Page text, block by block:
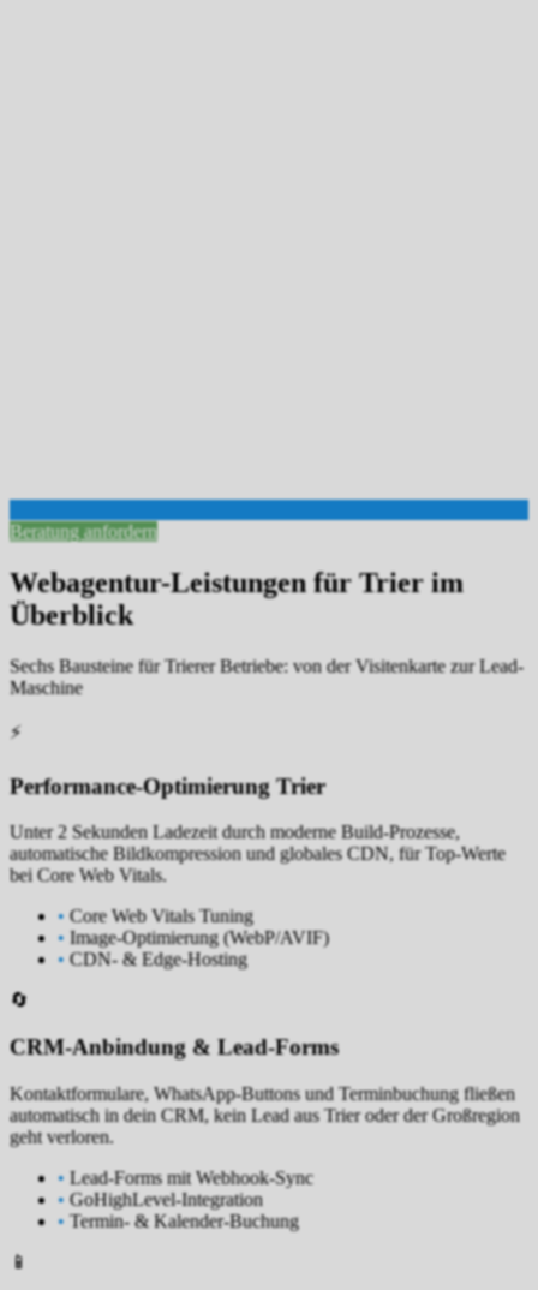
Beratung anfordern
Webagentur-Leistungen für Trier im
Überblick
Sechs Bausteine für Trierer Betriebe: von der Visitenkarte zur Lead-
Maschine
⚡
Performance-Optimierung Trier
Unter 2 Sekunden Ladezeit durch moderne Build-Prozesse,
automatische Bildkompression und globales CDN, für Top-Werte
bei Core Web Vitals.
•Core Web Vitals Tuning
• Image-Optimierung (WebP/AVIF)
•CDN- & Edge-Hosting
🔄
CRM-Anbindung & Lead-Forms
Kontaktformulare, WhatsApp-Buttons und Terminbuchung fließen
automatisch in dein CRM, kein Lead aus Trier oder der Großregion
geht verloren.
• Lead-Forms mit Webhook-Sync
•GoHighLevel-Integration
•Termin- & Kalender-Buchung
📱